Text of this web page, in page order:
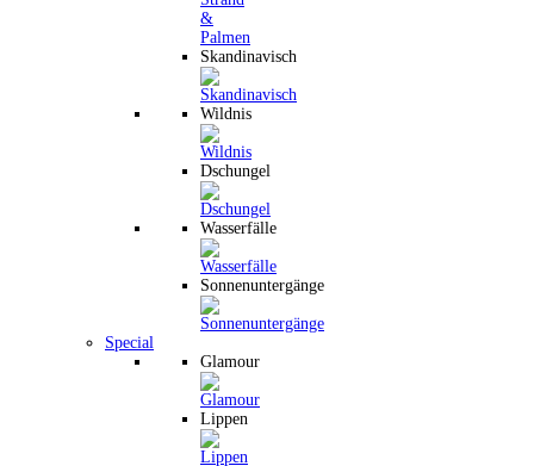
Skandinavisch
Wildnis
Dschungel
Wasserfälle
Sonnenuntergänge
Special
Glamour
Lippen